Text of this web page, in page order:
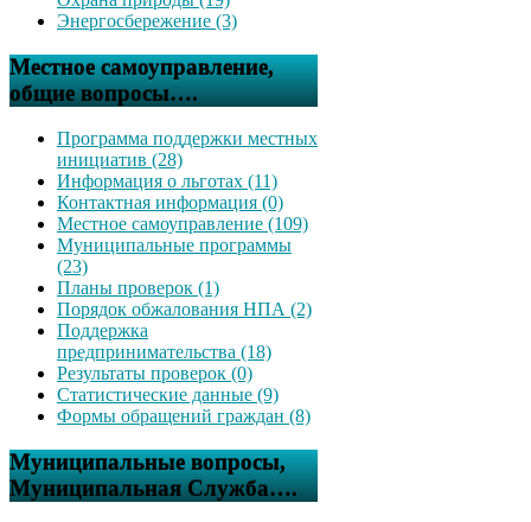
Энергосбережение (3)
Местное самоуправление,
общие вопросы….
Программа поддержки местных
инициатив (28)
Информация о льготах (11)
Контактная информация (0)
Местное самоуправление (109)
Муниципальные программы
(23)
Планы проверок (1)
Порядок обжалования НПА (2)
Поддержка
предпринимательства (18)
Результаты проверок (0)
Статистические данные (9)
Формы обращений граждан (8)
Муниципальные вопросы,
Муниципальная Служба….